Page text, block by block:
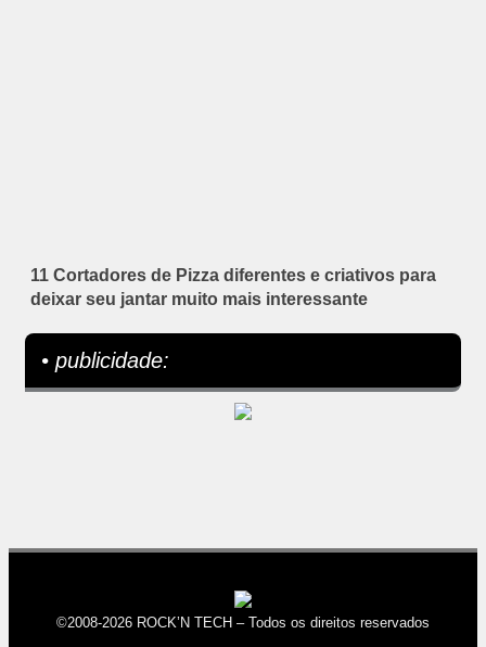
11 Cortadores de Pizza diferentes e criativos para
deixar seu jantar muito mais interessante
• publicidade:
©2008-2026 ROCK’N TECH – Todos os direitos reservados